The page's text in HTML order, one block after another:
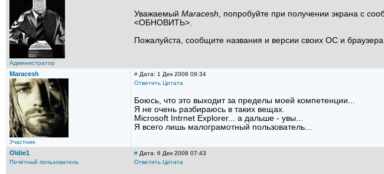
Администратор
Уважаемый Maracesh , попробуйте при получении экрана с
<ОБНОВИТЬ>.
Пожалуйста, сообщите названия и версии своих ОС и
Maracesh
Участник
# Дата: 1 Дек 2008 09:34
Ответить Цитата
Боюсь, что это выходит за пределы моей компетенции...
Я не очень разбираюсь в таких вещах.
Microsoft Intrnet Explorer... а дальше - увы...
Я всего лишь малограмотный пользователь...
Oldie1
Почётный пользователь
# Дата: 6 Дек 2008 07:43
Ответить Цитата